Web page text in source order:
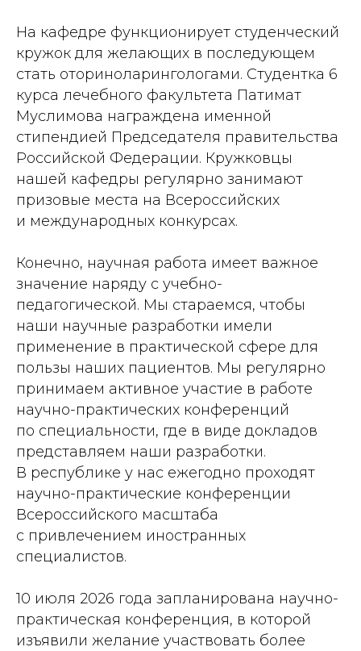
На кафедре функционирует студенческий
кружок для желающих в последующем
стать оториноларингологами. Студентка 6
курса лечебного факультета Патимат
Муслимова награждена именной
стипендией Председателя правительства
Российской Федерации. Кружковцы
нашей кафедры регулярно занимают
призовые места на Всероссийских
и международных конкурсах.
Конечно, научная работа имеет важное
значение наряду с учебно-
педагогической. Мы стараемся, чтобы
наши научные разработки имели
применение в практической сфере для
пользы наших пациентов. Мы регулярно
принимаем активное участие в работе
научно-практических конференций
по специальности, где в виде докладов
представляем наши разработки.
В республике у нас ежегодно проходят
научно-практические конференции
Всероссийского масштаба
с привлечением иностранных
специалистов.
10 июля 2026 года запланирована научно-
практическая конференция, в которой
изъявили желание участвовать более